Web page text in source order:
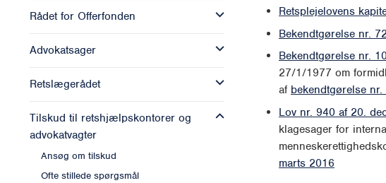
Rådet for Offerfonden
Advokatsager
Retslægerådet
Tilskud til retshjælpskontorer og
advokatvagter
Ansøg om tilskud
Ofte stillede spørgsmål
Retsplejelovens
Bekendtgørelse nr.
Bekendtgørelse nr.
27/1/1977 om
af bekendtgørelse
Lov nr. 940 af 20.
klagesager for
marts 2016